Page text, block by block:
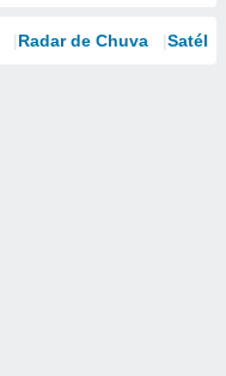
Radar de Chuva